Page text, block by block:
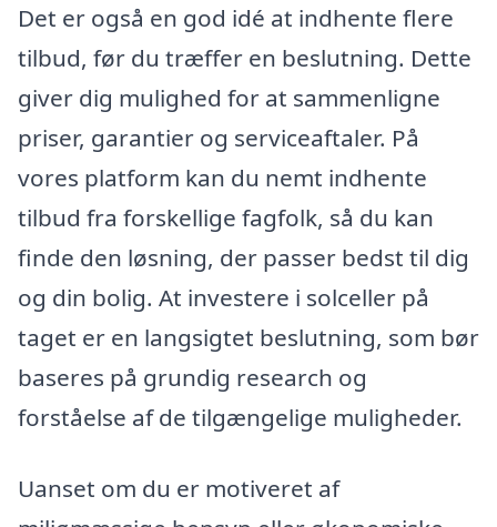
Det er også en god idé at indhente flere
tilbud, før du træffer en beslutning. Dette
giver dig mulighed for at sammenligne
priser, garantier og serviceaftaler. På
vores platform kan du nemt indhente
tilbud fra forskellige fagfolk, så du kan
finde den løsning, der passer bedst til dig
og din bolig. At investere i solceller på
taget er en langsigtet beslutning, som bør
baseres på grundig research og
forståelse af de tilgængelige muligheder.
Uanset om du er motiveret af